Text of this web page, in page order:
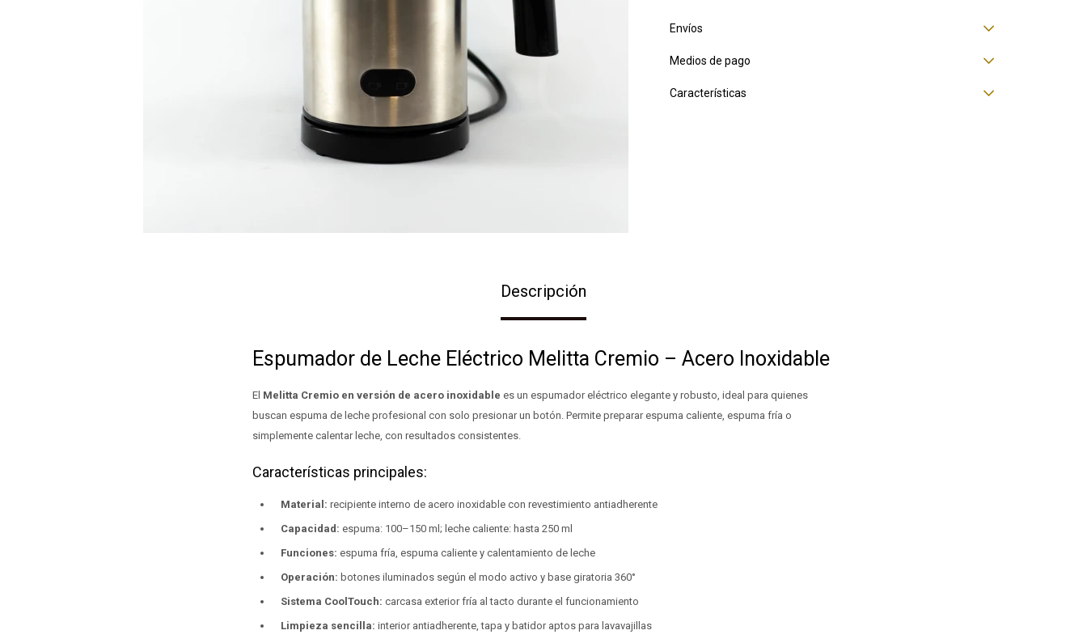
Envíos
Medios de pago
Características
Descripción
Espumador de Leche Eléctrico Melitta Cremio – Acero Inoxidable
El Melitta Cremio en versión de acero inoxidable es un espumador eléctrico elegante y robusto, ideal para quienes
buscan espuma de leche profesional con solo presionar un botón. Permite preparar espuma caliente, espuma fría o
simplemente calentar leche, con resultados consistentes.
Características principales:
Material: recipiente interno de acero inoxidable con revestimiento antiadherente
Capacidad: espuma: 100–150 ml; leche caliente: hasta 250 ml
Funciones: espuma fría, espuma caliente y calentamiento de leche
Operación: botones iluminados según el modo activo y base giratoria 360°
Sistema CoolTouch: carcasa exterior fría al tacto durante el funcionamiento
Limpieza sencilla: interior antiadherente, tapa y batidor aptos para lavavajillas